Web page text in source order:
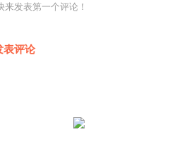
来发表第一个评论！
表评论